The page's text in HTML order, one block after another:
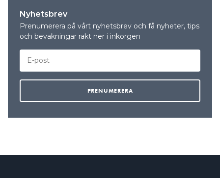
Nyhetsbrev
Prenumerera på vårt nyhetsbrev och få nyheter, tips
och bevakningar rakt ner i inkorgen